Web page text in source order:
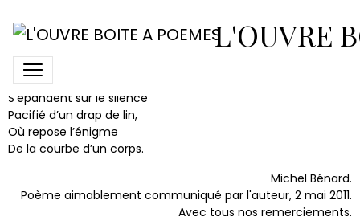
L'OUVRE
Au banquet céleste
Au banquet céleste
Les vagues d’ombre s’invitent,
S’épandent sur le silence
Pacifié d’un drap de lin,
Où repose l’énigme
De la courbe d’un corps.
Michel Bénard.
Poème aimablement communiqué par l'auteur, 2 mai 2011.
Avec tous nos remerciements.